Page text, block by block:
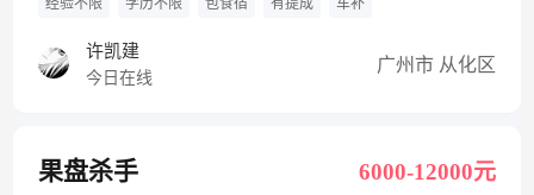
经验不限 学历不限 包食宿 有提成 车补
许凯建
今日在线
广州市 从化区
果盘杀手 6000-12000元